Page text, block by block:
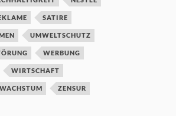
SATIRE
UMWELTSCHUTZ
WERBUNG
WIRTSCHAFT
ZENSUR